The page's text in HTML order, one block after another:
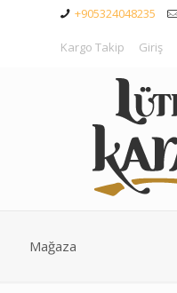
+905324048235
Kargo Takip Giriş
Mağaza